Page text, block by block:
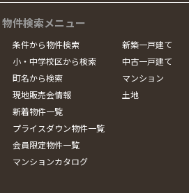
物件検索メニュー
条件から物件検索
小・中学校区から検索
町名から検索
現地販売会情報
新着物件一覧
プライスダウン物件一覧
会員限定物件一覧
マンションカタログ
新築一戸建て
中古一戸建て
マンション
土地